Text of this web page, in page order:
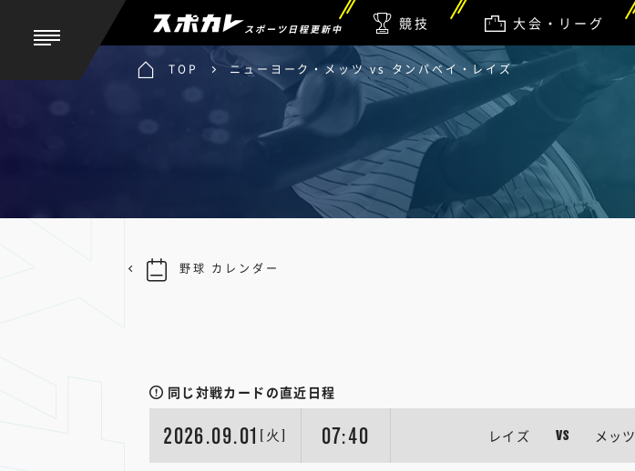
スポーツ日程更新中 競技 大会・リーグ
TOP ニューヨーク・メッツ vs タンパベイ・レイズ
同じ対戦カードの直近日程
2026.09.01 [火] 07:40 レイズ VS メッツ
野球 カレンダー